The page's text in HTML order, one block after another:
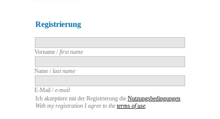
Registrierung
Vorname / first name
Name / last name
E-Mail / e-mail
Ich akzeptiere mit der Registrierung die Nutzungsbedingungen
With my registration I agree to the terms of use